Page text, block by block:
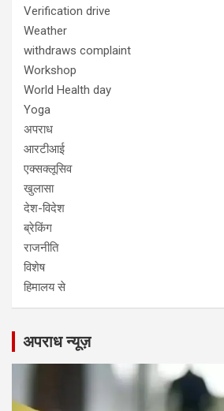
Verification drive
Weather
withdraws complaint
Workshop
World Health day
Yoga
अपराध
आरटीआई
एक्सक्लूसिव
खुलासा
देश-विदेश
ब्रेकिंग
राजनीति
विशेष
हिमालय से
अपराध न्यूज़